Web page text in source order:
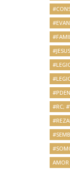
#RC;
AMOR